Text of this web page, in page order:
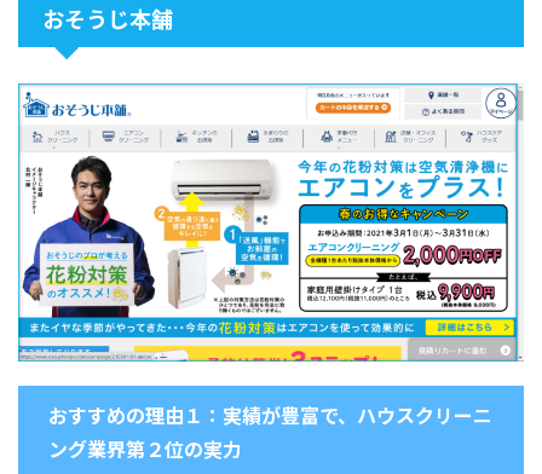
おそうじ本舗
おすすめの理由１：実績が豊富で、ハウスクリーニ
ング業界第２位の実力